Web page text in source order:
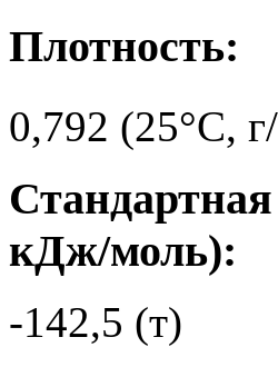
Плотность:
0,792 (25°C,
кДж/моль):
-142,5 (т)